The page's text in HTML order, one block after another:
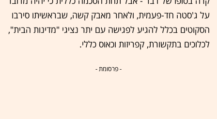
על ג'סטה חד-פעמית, ולאחר מאבק קשה, שבראשיתו סירבו
הסקוטים בכלל להגיע לפגישה עם יתר נציגי "מדינות הבית",
לכלוכים בתקשורת, קפריזות וכאוס כללי.
- פרסומת -